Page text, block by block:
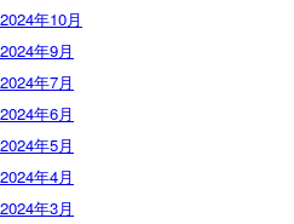
2024年10月
2024年9月
2024年7月
2024年6月
2024年5月
2024年4月
2024年3月